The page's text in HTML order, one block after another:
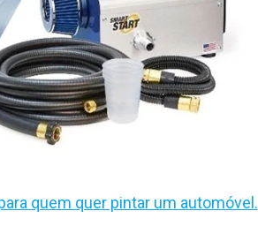
quem quer pintar um automóvel.